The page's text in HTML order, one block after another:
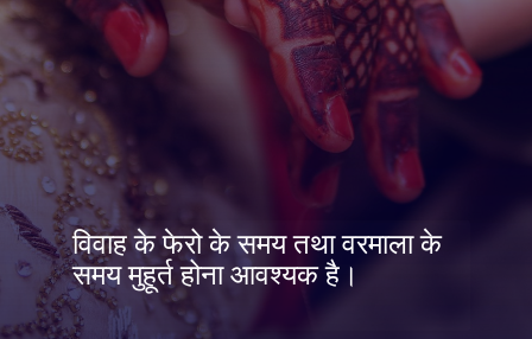
विवाह के फेरो के समय तथा वरमाला के
समय मुहूर्त होना आवश्यक है।